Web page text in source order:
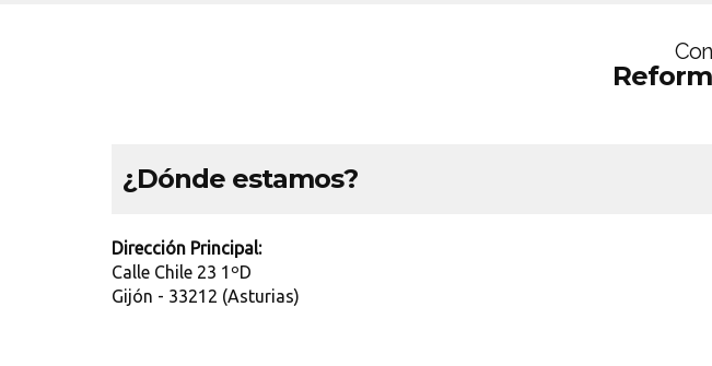
¿Dónde estamos?
Dirección Principal:
Calle Chile 23 1ºD
Gijón - 33212 (Asturias)